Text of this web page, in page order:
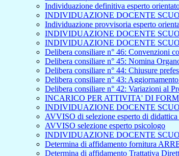
Individuazione definitiva esperto
INDIVIDUAZIONE DOCENTE
Individuazione provvisoria esperto
INDIVIDUAZIONE DOCENTE
INDIVIDUAZIONE DOCENTE
Delibera consiliare n° 46: Convenzioni
Delibera consiliare n° 45: Nomina
Delibera consiliare n° 44: Chiusure
Delibera consiliare n° 43:
Delibera consiliare n° 42: Variazioni al
INCARICO PER ATTIVITA' DI
INDIVIDUAZIONE DOCENTE
AVVISO di selezione esperto di
AVVISO selezione esperto psicologo
INDIVIDUAZIONE DOCENTE
Determina di affidamento fornitura
Determina di affidamento Trattativa